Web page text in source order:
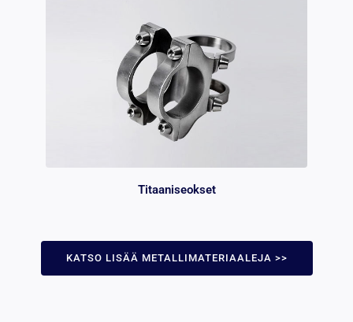
Titaaniseokset
KATSO LISÄÄ METALLIMATERIAALEJA >>